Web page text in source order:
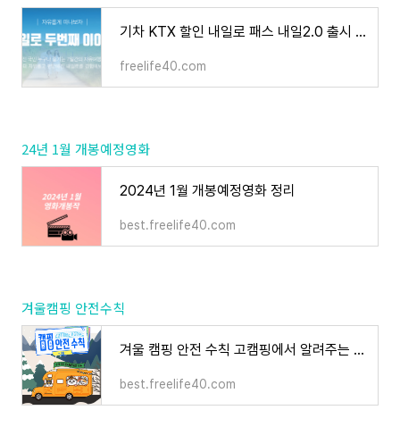
기차 KTX 할인 내일로 패스 내일2.0 출시 정리
freelife40.com
24년 1월 개봉예정영화
2024년 1월 개봉예정영화 정리
best.freelife40.com
겨울캠핑 안전수칙
겨울 캠핑 안전 수칙 고캠핑에서 알려주는 안전수칙 정리 추천
best.freelife40.com